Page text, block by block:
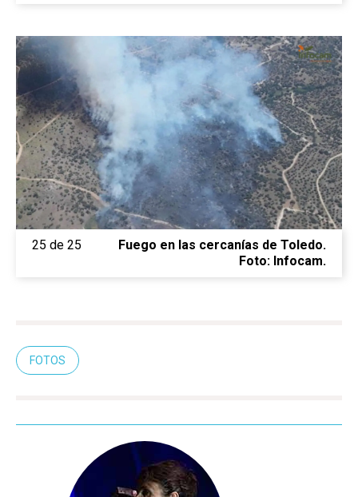
25 de 25
Fuego en las cercanías de Toledo.
Foto: Infocam.
FOTOS